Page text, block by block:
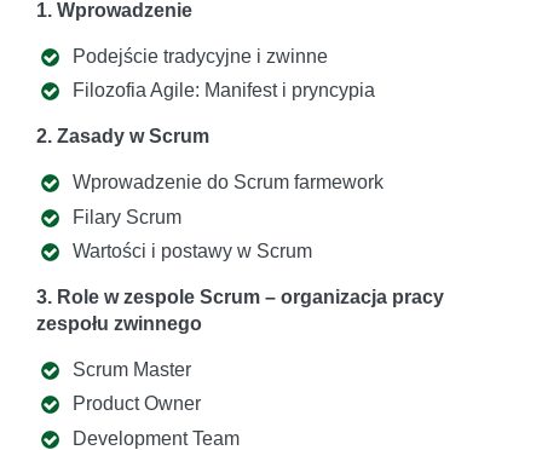
1. Wprowadzenie
Podejście tradycyjne i zwinne
Filozofia Agile: Manifest i pryncypia
2. Zasady w Scrum
Wprowadzenie do Scrum farmework
Filary Scrum
Wartości i postawy w Scrum
3. Role w zespole Scrum – organizacja pracy
zespołu zwinnego
Scrum Master
Product Owner
Development Team